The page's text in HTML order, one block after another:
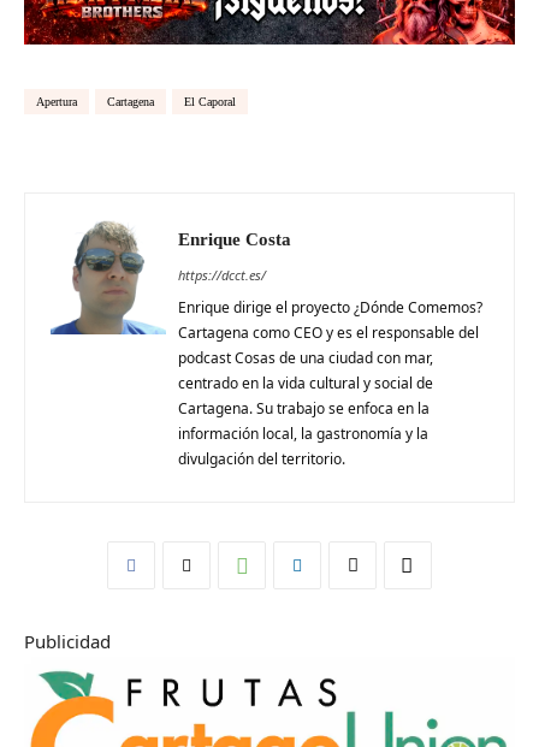
Apertura Cartagena El Caporal
Enrique Costa
https://dcct.es/
Enrique dirige el proyecto ¿Dónde Comemos?
Cartagena como CEO y es el responsable del
podcast Cosas de una ciudad con mar,
centrado en la vida cultural y social de
Cartagena. Su trabajo se enfoca en la
información local, la gastronomía y la
divulgación del territorio.
Publicidad